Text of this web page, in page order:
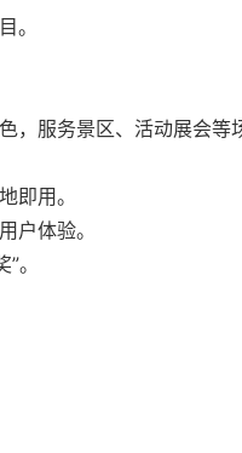
。
，服务景区、活动展会等
即用。
户体验。
。